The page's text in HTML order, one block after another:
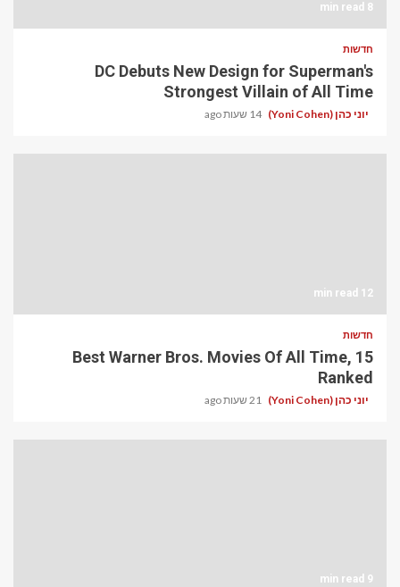
8 min read
חדשות
DC Debuts New Design for Superman's
Strongest Villain of All Time
יוני כהן (Yoni Cohen) 14 שעות ago
12 min read
חדשות
15 Best Warner Bros. Movies Of All Time,
Ranked
יוני כהן (Yoni Cohen) 21 שעות ago
9 min read